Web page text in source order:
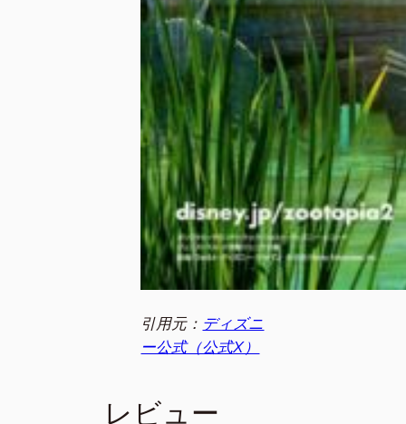
引用元： ディズニ
ー公式（公式X）
レビュー